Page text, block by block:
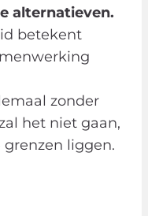
alternatieven.
betekent
zonder
het niet gaan,
liggen.